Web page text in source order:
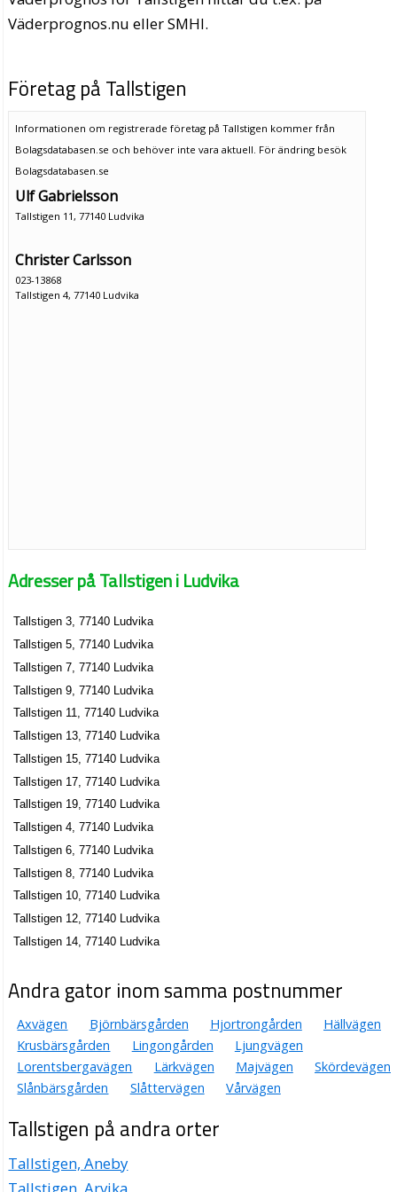
Väderprognos.nu eller SMHI.
Företag på Tallstigen
Informationen om registrerade företag på Tallstigen kommer från
Bolagsdatabasen.se och behöver inte vara aktuell. För ändring besök
Bolagsdatabasen.se
Ulf Gabrielsson
Tallstigen 11, 77140 Ludvika
Christer Carlsson
023-13868
Tallstigen 4, 77140 Ludvika
Adresser på Tallstigen i Ludvika
Tallstigen 3, 77140 Ludvika
Tallstigen 5, 77140 Ludvika
Tallstigen 7, 77140 Ludvika
Tallstigen 9, 77140 Ludvika
Tallstigen 11, 77140 Ludvika
Tallstigen 13, 77140 Ludvika
Tallstigen 15, 77140 Ludvika
Tallstigen 17, 77140 Ludvika
Tallstigen 19, 77140 Ludvika
Tallstigen 4, 77140 Ludvika
Tallstigen 6, 77140 Ludvika
Tallstigen 8, 77140 Ludvika
Tallstigen 10, 77140 Ludvika
Tallstigen 12, 77140 Ludvika
Tallstigen 14, 77140 Ludvika
Andra gator inom samma postnummer
Axvägen Björnbärsgården Hjortrongården
Hällvägen
Krusbärsgården
Lingongården
Ljungvägen
Lorentsbergavägen
Lärkvägen Majvägen
Skördevägen
Slånbärsgården
Slåttervägen Vårvägen
Tallstigen på andra orter
Tallstigen, Aneby